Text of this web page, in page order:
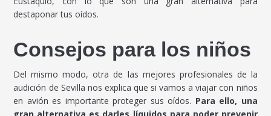
destaponar tus oídos.
Consejos para los niños
Del mismo modo, otra de las mejores profesionales de la
audición de Sevilla nos explica que si vamos a viajar con niños
en avión es importante proteger sus oídos. Para ello, una
gran alternativa es darles líquidos para poder prevenir